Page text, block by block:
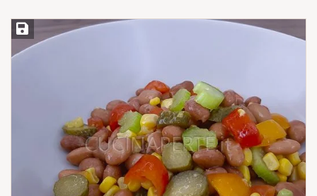
Salva ricetta